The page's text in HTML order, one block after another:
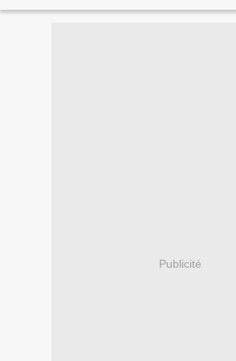
Publicité